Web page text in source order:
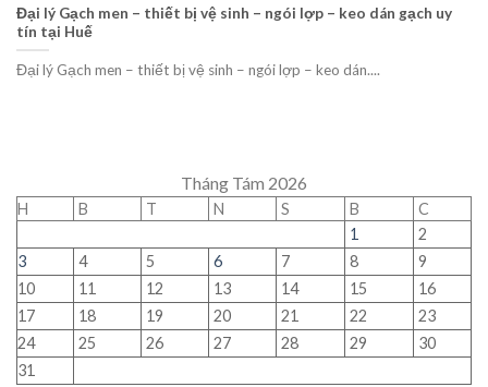
Đại lý Gạch men – thiết bị vệ sinh – ngói lợp – keo dán gạch uy
tín tại Huế
Đại lý Gạch men – thiết bị vệ sinh – ngói lợp – keo dán....
Tháng Tám 2026
H B T N S B
C
1
2
3
4 5 6 7 8
9
10
11 12 13 14 15
16
17
18 19 20 21 22
23
24
25 26 27 28 29
30
31